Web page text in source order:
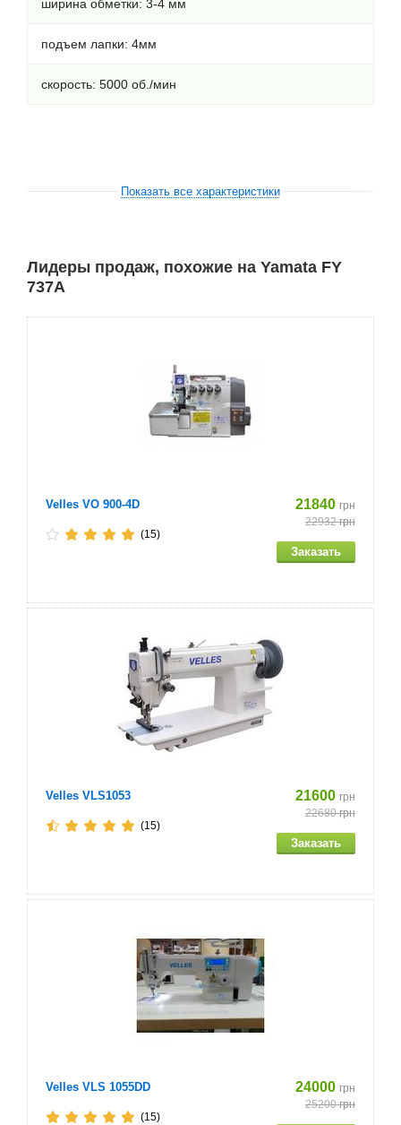
ширина обметки: 3-4 мм
подъем лапки: 4мм
скорость: 5000 об./мин
Показать все характеристики
Лидеры продаж, похожие на Yamata FY
737A
Velles VO 900-4D 21840 грн
22932грн
(15)
Velles VLS1053 21600 грн
22680грн
(15)
Velles VLS 1055DD 24000 грн
25200грн
(15)